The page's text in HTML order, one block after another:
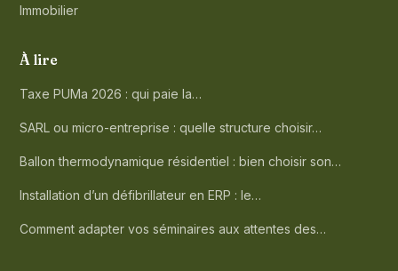
Immobilier
À lire
Taxe PUMa 2026 : qui paie la…
SARL ou micro-entreprise : quelle structure choisir…
Ballon thermodynamique résidentiel : bien choisir son…
Installation d’un défibrillateur en ERP : le…
Comment adapter vos séminaires aux attentes des…